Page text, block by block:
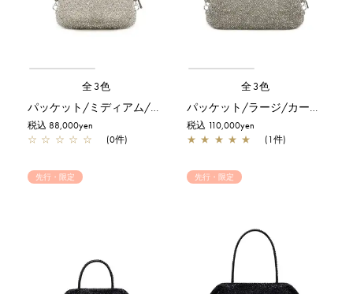
全3色
パッケット/ミディアム/カーキシルバー【一部店舗先行販売商品】
税込 88,000yen
☆ ☆ ☆ ☆ ☆ (0件)
全3色
パッケット/ラージ/カーキシルバー【一部店舗先行販売商品】
税込 110,000yen
★ ★ ★ ★ ★ (1件)
先行・限定 先行・限定